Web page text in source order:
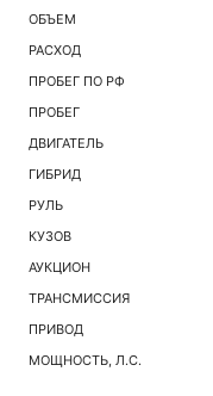
ОБЪЕМ
РАСХОД
ПРОБЕГ ПО РФ
ПРОБЕГ
ДВИГАТЕЛЬ
ГИБРИД
РУЛЬ
КУЗОВ
АУКЦИОН
ТРАНСМИССИЯ
ПРИВОД
МОЩНОСТЬ, Л.С.